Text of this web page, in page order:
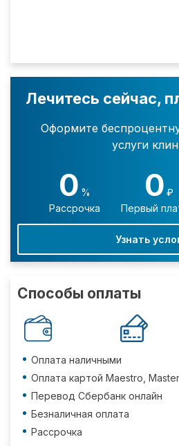
Лечитесь сейчас,
Оформите
услуги
0 %
Рассрочка
0 ₽
Первый
Узнать
Способы оплаты
Оплата наличными
Оплата картой Maestro,
Перевод Сбербанк онлайн
Безналичная оплата
Рассрочка